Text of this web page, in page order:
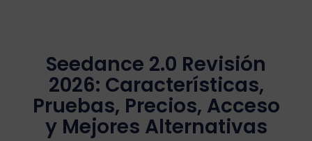
Seedance 2.0 Revisión
2026: Características,
Pruebas, Precios, Acceso
y Mejores Alternativas